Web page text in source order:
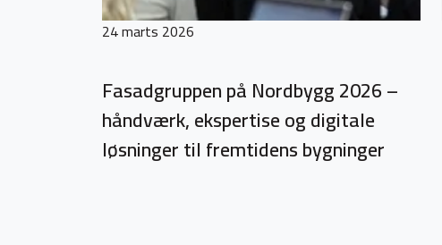
24 marts 2026
Fasadgruppen på Nordbygg 2026 –
håndværk, ekspertise og digitale
løsninger til fremtidens bygninger